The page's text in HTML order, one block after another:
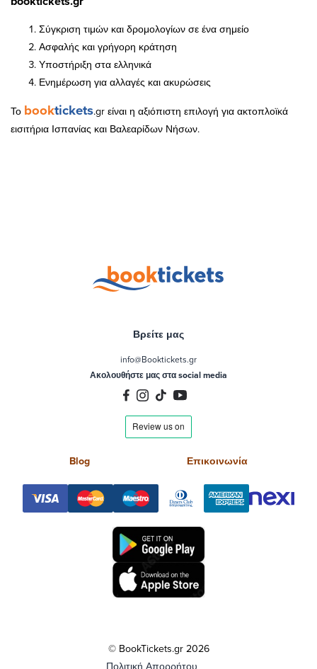
Σύγκριση τιμών και δρομολογίων σε ένα σημείο
Ασφαλής και γρήγορη κράτηση
Υποστήριξη στα ελληνικά
Ενημέρωση για αλλαγές και ακυρώσεις
Το booktickets.gr είναι η αξιόπιστη επιλογή για ακτοπλοϊκά
εισιτήρια Ισπανίας και Βαλεαρίδων Νήσων.
Βρείτε μας
info@Booktickets.gr
Ακολουθήστε μας στα social media
Blog Επικοινωνία
© BookTickets.gr 2026